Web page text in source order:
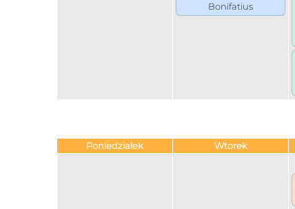
Bonifatius
Poniedziałek Wtorek